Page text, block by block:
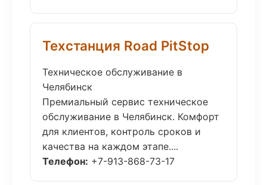
Техстанция Road PitStop
Техническое обслуживание в
Челябинск
Премиальный сервис техническое
обслуживание в Челябинск. Комфорт
для клиентов, контроль сроков и
качества на каждом этапе....
Телефон: +7-913-868-73-17